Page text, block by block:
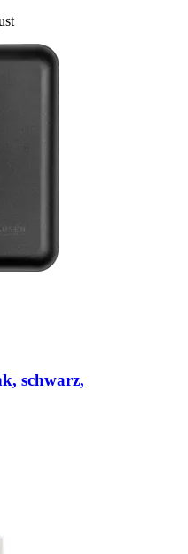
schwarz,